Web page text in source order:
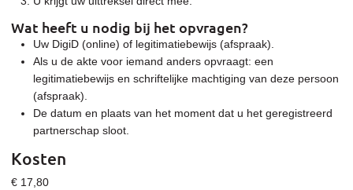
Wat heeft u nodig bij het opvragen?
Uw DigiD (online) of legitimatiebewijs (afspraak).
Als u de akte voor iemand anders opvraagt: een
legitimatiebewijs en schriftelijke machtiging van deze persoon
(afspraak).
De datum en plaats van het moment dat u het geregistreerd
partnerschap sloot.
Kosten
€ 17,80